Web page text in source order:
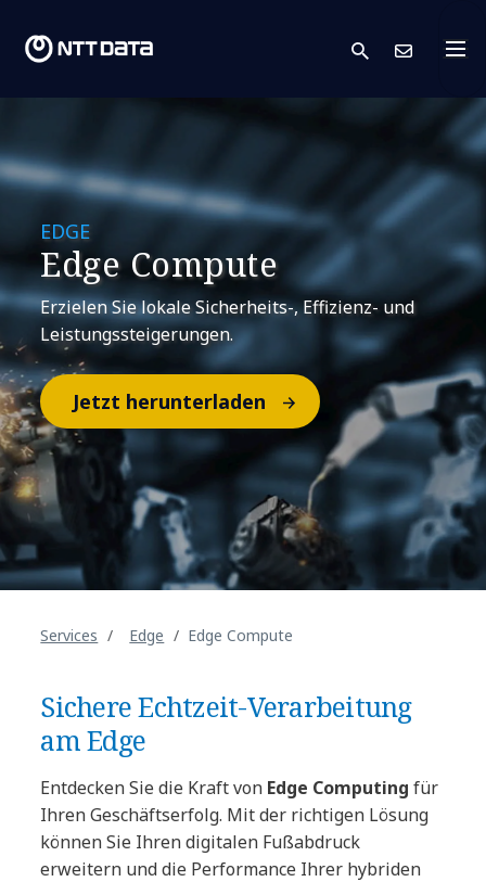
search
EDGE
Edge Compute
Erzielen Sie lokale Sicherheits-, Effizienz- und
Leistungssteigerungen.
Jetzt herunterladen
Services Edge Edge Compute
Sichere Echtzeit-Verarbeitung
am Edge
Entdecken Sie die Kraft von Edge Computing für
Ihren Geschäftserfolg. Mit der richtigen Lösung
können Sie Ihren digitalen Fußabdruck
erweitern und die Performance Ihrer hybriden